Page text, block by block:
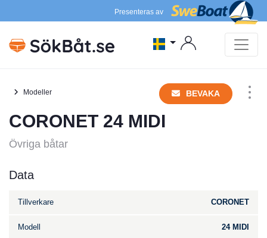
Presenteras av
Modeller BEVAKA
CORONET 24 MIDI
Övriga båtar
Data
Tillverkare CORONET
Modell 24 MIDI